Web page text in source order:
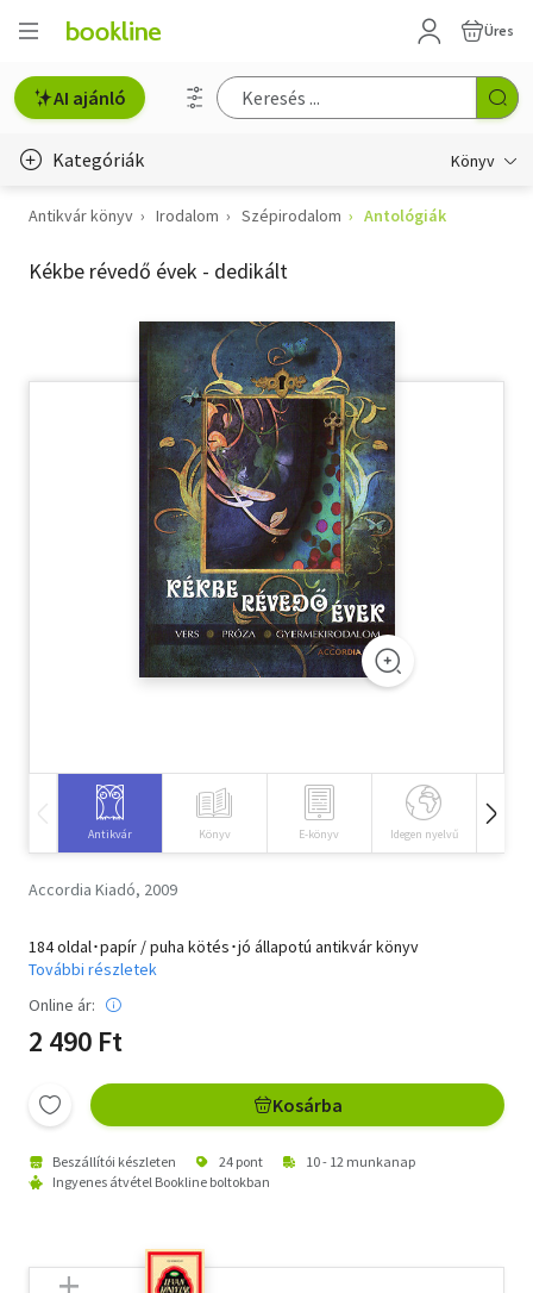
Üres
AI ajánló
Kategóriák Könyv
Életmód, egészség
Erotika
Gyermek- és ifjúsági
Hobbi, szabadidő
Szótár, nyelvkönyv
Tankönyv, segédkönyv
Társadalomtudomány
Történelem
Antikvár könyv Irodalom Szépirodalom Antológiák
Kékbe révedő évek - dedikált
Antikvár Könyv E-könyv Idegen nyelvű
Accordia Kiadó, 2009
184 oldal･papír / puha kötés･jó állapotú antikvár könyv
További részletek
Online ár:
2 490 Ft
Kosárba
Beszállítói készleten 24 pont
10 - 12 munkanap
Ingyenes átvétel Bookline boltokban